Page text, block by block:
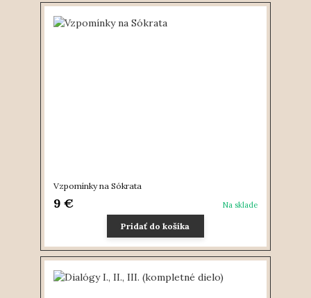
Vzpomínky na Sókrata
9 € Na sklade
Pridať do košíka